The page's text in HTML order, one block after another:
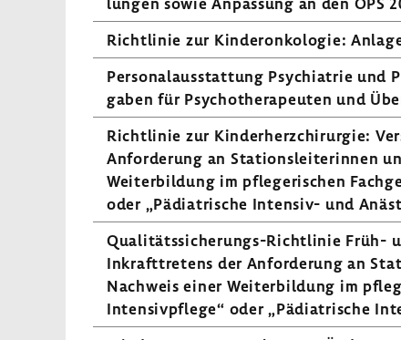
Richt­linie zur Kinderon­ko­logie:
Perso­nal­aus­stat­tung Psych­ia­trie
gaben für Psycho­the­ra­peuten und
Richt­linie zur Kinder­herz­chir­urgie:
Anfor­de­rung an Stati­ons­lei­te­rinnen
Weiter­bil­dung im pfle­ge­ri­schen
oder „Pädia­tri­sche Intensiv-​ und
Qualitätssicherungs-​Richtlinie Früh-
Inkraft­tre­tens der Anfor­de­rung an
Nach­weis einer Weiter­bil­dung im
Inten­siv­pflege“ oder „Pädia­tri­sche